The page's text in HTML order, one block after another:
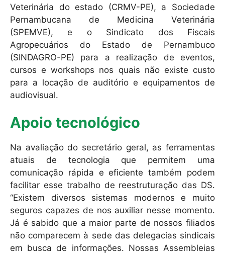
Veterinária do estado (CRMV-PE), a Sociedade
Pernambucana de Medicina Veterinária
(SPEMVE), e o Sindicato dos Fiscais
Agropecuários do Estado de Pernambuco
(SINDAGRO-PE) para a realização de eventos,
cursos e workshops nos quais não existe custo
para a locação de auditório e equipamentos de
audiovisual.
Apoio tecnológico
Na avaliação do secretário geral, as ferramentas
atuais de tecnologia que permitem uma
comunicação rápida e eficiente também podem
facilitar esse trabalho de reestruturação das DS.
“Existem diversos sistemas modernos e muito
seguros capazes de nos auxiliar nesse momento.
Já é sabido que a maior parte de nossos filiados
não comparecem à sede das delegacias sindicais
em busca de informações. Nossas Assembleias